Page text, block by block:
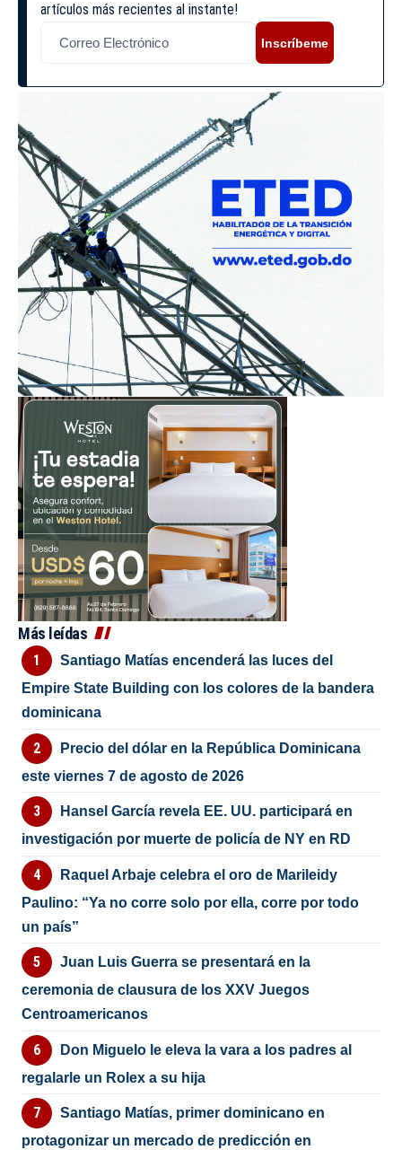
artículos más recientes al instante!
Inscríbeme
Más leídas
Santiago Matías encenderá las luces del
Empire State Building con los colores de la bandera
dominicana
Precio del dólar en la República Dominicana
este viernes 7 de agosto de 2026
Hansel García revela EE. UU. participará en
investigación por muerte de policía de NY en RD
Raquel Arbaje celebra el oro de Marileidy
Paulino: “Ya no corre solo por ella, corre por todo
un país”
Juan Luis Guerra se presentará en la
ceremonia de clausura de los XXV Juegos
Centroamericanos
Don Miguelo le eleva la vara a los padres al
regalarle un Rolex a su hija
Santiago Matías, primer dominicano en
protagonizar un mercado de predicción en